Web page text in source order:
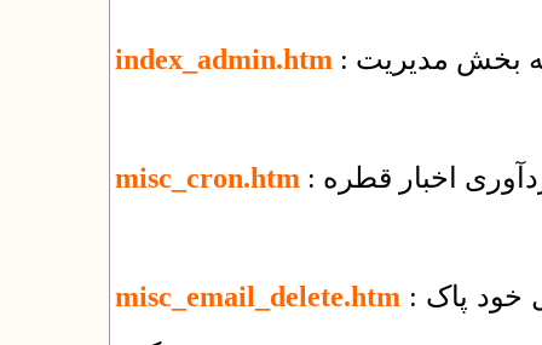
index_admin.htm بخش مدیریت
misc_cron.htm اخبار قطره
misc_email_delete.htm : چگونه‌ همه‌ی نامه‌های الکترونیک را از وب‌میل خود پاک